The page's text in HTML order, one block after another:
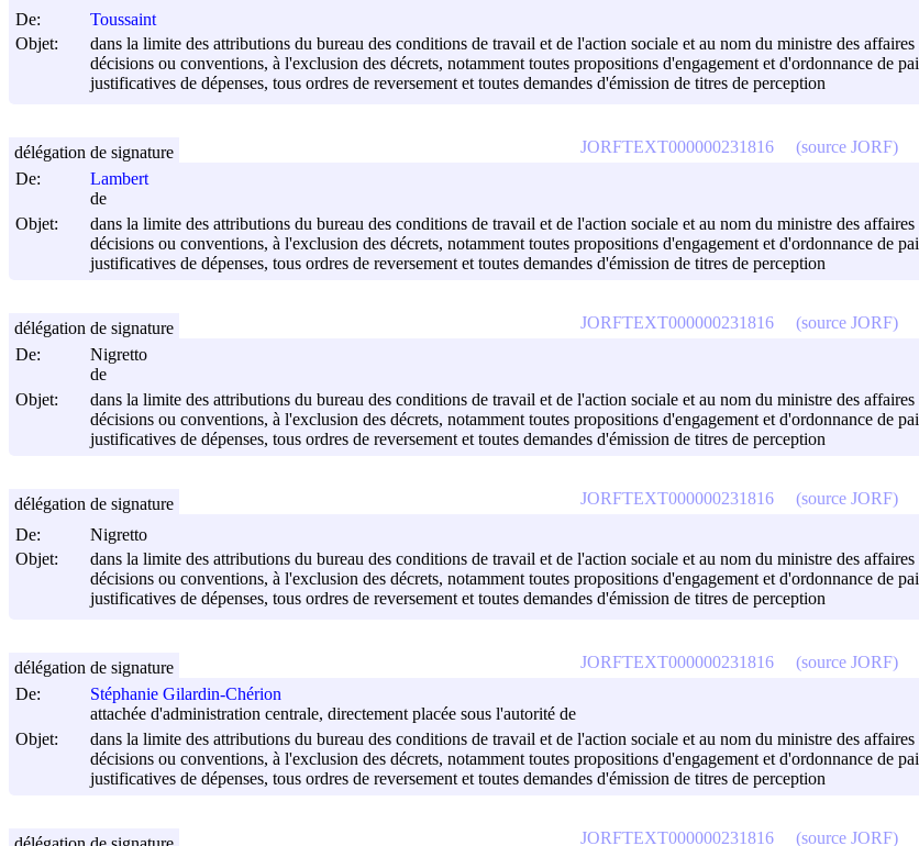
De:
Toussaint
Objet:
dans la limite des attributions du bureau des conditions de travail et de l'action sociale et au nom du ministre des
décisions ou conventions, à l'exclusion des décrets, notamment toutes propositions d'engagement et d'ordonnance de
justificatives de dépenses, tous ordres de reversement et toutes demandes d'émission de titres de perception
De:
Lambert
de
Objet:
dans la limite des attributions du bureau des conditions de travail et de l'action sociale et au nom du ministre des
décisions ou conventions, à l'exclusion des décrets, notamment toutes propositions d'engagement et d'ordonnance de
justificatives de dépenses, tous ordres de reversement et toutes demandes d'émission de titres de perception
JORFTEXT000000231816 (source JORF)
délégation de signature
De:
Nigretto
de
Objet:
dans la limite des attributions du bureau des conditions de travail et de l'action sociale et au nom du ministre des
décisions ou conventions, à l'exclusion des décrets, notamment toutes propositions d'engagement et d'ordonnance de
justificatives de dépenses, tous ordres de reversement et toutes demandes d'émission de titres de perception
JORFTEXT000000231816 (source JORF)
délégation de signature
De:
Nigretto
Objet:
dans la limite des attributions du bureau des conditions de travail et de l'action sociale et au nom du ministre des
décisions ou conventions, à l'exclusion des décrets, notamment toutes propositions d'engagement et d'ordonnance de
justificatives de dépenses, tous ordres de reversement et toutes demandes d'émission de titres de perception
JORFTEXT000000231816 (source JORF)
délégation de signature
De:
Stéphanie Gilardin-Chérion
attachée d'administration centrale, directement placée sous l'autorité de
Objet:
dans la limite des attributions du bureau des conditions de travail et de l'action sociale et au nom du ministre des
décisions ou conventions, à l'exclusion des décrets, notamment toutes propositions d'engagement et d'ordonnance de
justificatives de dépenses, tous ordres de reversement et toutes demandes d'émission de titres de perception
JORFTEXT000000231816 (source JORF)
délégation de signature
JORFTEXT000000231816 (source JORF)